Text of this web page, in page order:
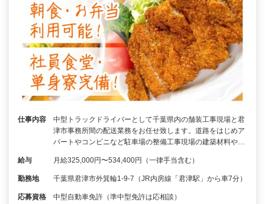
仕事内容
中型トラックドライバーとして千葉県内の舗装工事現場と君
津市事務所間の配送業務をお任せ致します。道路をはじめア
パートやコンビニなど駐車場の整備工事現場の建築材料や…
給与 月給325,000円〜534,400円（一律手当含む）
勤務地 千葉県君津市外箕輪1-9-7（JR内房線「君津駅」から車7分）
応募資格 中型自動車免許（準中型免許は応相談）